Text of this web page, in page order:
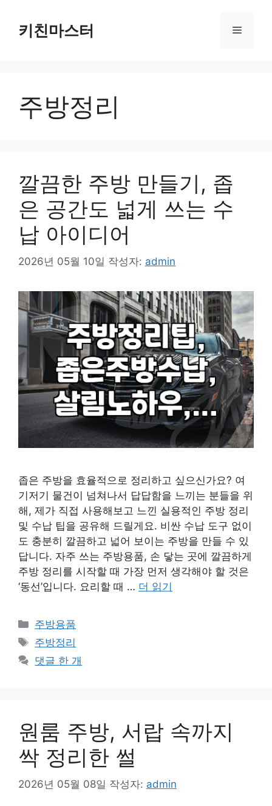
키친마스터 메
주방정리
깔끔한 주방 만들기, 좁
은 공간도 넓게 쓰는 수
납 아이디어
2026년 05월 10일 작성자: admin
좁은 주방을 효율적으로 정리하고 싶으신가요? 여
기저기 물건이 넘쳐나서 답답함을 느끼는 분들을 위
해, 제가 직접 사용해보고 느낀 실용적인 주방 정리
및 수납 팁을 공유해 드릴게요. 비싼 수납 도구 없이
도 충분히 깔끔하고 넓어 보이는 주방을 만들 수 있
답니다. 자주 쓰는 주방용품, 손 닿는 곳에 깔끔하게
주방 정리를 시작할 때 가장 먼저 생각해야 할 것은
‘동선’입니다. 요리할 때 … 더 읽기
카
테
리
주방용품
태
그
주방정리
댓글 한 개
원룸 주방, 서랍 속까지
싹 정리한 썰
2026년 05월 08일 작성자: admin